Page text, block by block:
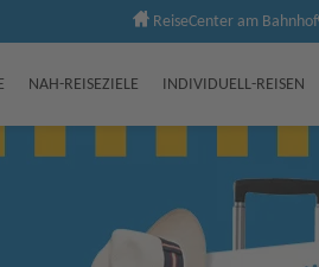
ReiseCenter am Bahnhof
NAH-REISEZIELE INDIVIDUELL-REISEN
auf